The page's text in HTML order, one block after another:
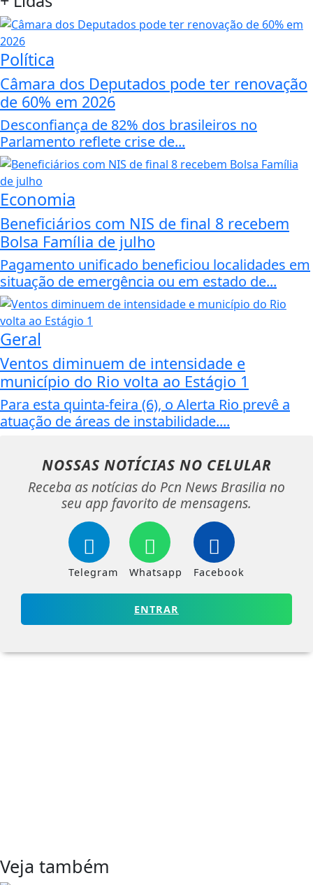
Política
Câmara dos Deputados pode ter renovação
de 60% em 2026
Desconfiança de 82% dos brasileiros no
Parlamento reflete crise de...
Economia
Beneficiários com NIS de final 8 recebem
Bolsa Família de julho
Pagamento unificado beneficiou localidades em
situação de emergência ou em estado de...
Geral
Ventos diminuem de intensidade e
município do Rio volta ao Estágio 1
Para esta quinta-feira (6), o Alerta Rio prevê a
atuação de áreas de instabilidade....
NOSSAS NOTÍCIAS NO CELULAR
Receba as notícias do Pcn News Brasilia no
seu app favorito de mensagens.
Telegram Whatsapp Facebook
ENTRAR
Veja também